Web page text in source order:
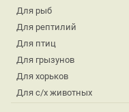
Для рыб
Для рептилий
Для птиц
Для грызунов
Для хорьков
Для с/х животных